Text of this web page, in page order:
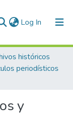
Log In (current)
históricos
periodísticos
y